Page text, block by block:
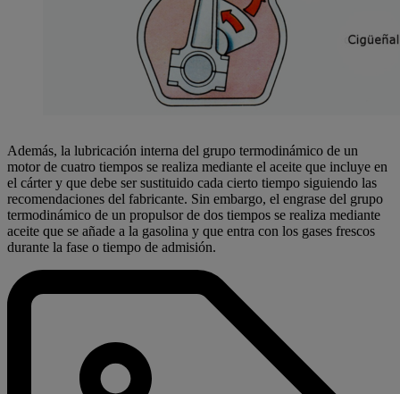
Además, la lubricación interna del grupo termodinámico de un
motor de cuatro tiempos se realiza mediante el aceite que incluye en
el cárter y que debe ser sustituido cada cierto tiempo siguiendo las
recomendaciones del fabricante. Sin embargo, el engrase del grupo
termodinámico de un propulsor de dos tiempos se realiza mediante
aceite que se añade a la gasolina y que entra con los gases frescos
durante la fase o tiempo de admisión.